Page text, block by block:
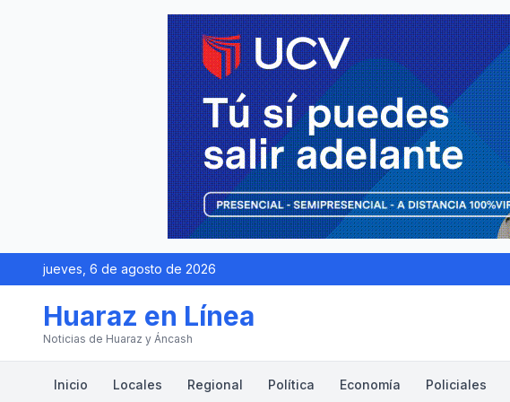
jueves, 6 de agosto de 2026
Huaraz en Línea
Noticias de Huaraz y Áncash
Inicio Locales Regional Política Economía Policiales